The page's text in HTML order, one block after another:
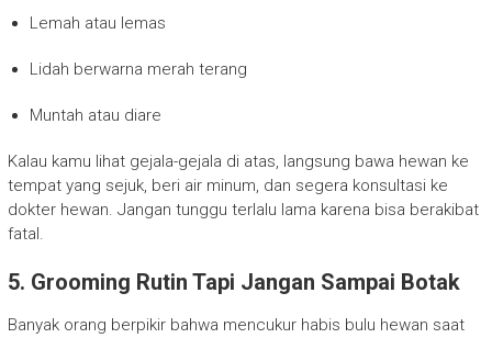
Lemah atau lemas
Lidah berwarna merah terang
Muntah atau diare
Kalau kamu lihat gejala-gejala di atas, langsung bawa hewan ke
tempat yang sejuk, beri air minum, dan segera konsultasi ke
dokter hewan. Jangan tunggu terlalu lama karena bisa berakibat
fatal.
5. Grooming Rutin Tapi Jangan Sampai Botak
Banyak orang berpikir bahwa mencukur habis bulu hewan saat